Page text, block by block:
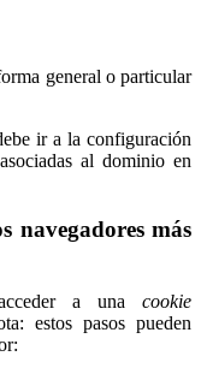
general o particular
ir a la configuración
al dominio en
navegadores más
a una cookie
estos pasos pueden